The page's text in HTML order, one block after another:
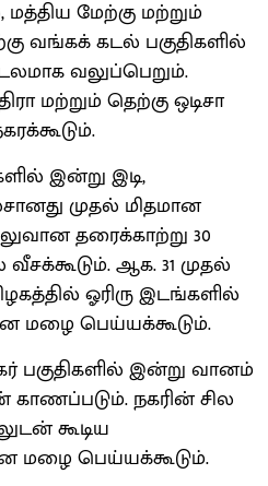
மேற்கு மற்றும்
வங்கக் கடல் பகுதிகளில்
வலுப்பெறும்.
மற்றும் தெற்கு ஒடிசா
இன்று இடி,
முதல் மிதமான
தரைக்காற்று 30
வீசக்கூடும். ஆக. 31 முதல்
ஓரிரு இடங்களில்
மழை பெய்யக்கூடும்.
பகுதிகளில் இன்று வானம்
காணப்படும். நகரின் சில
கூடிய
மழை பெய்யக்கூடும்.